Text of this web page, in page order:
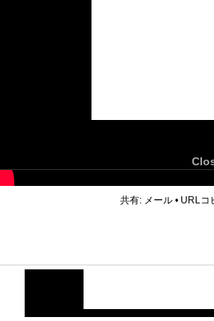
共有: メール • URLコ